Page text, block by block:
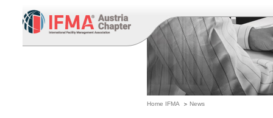
Home IFMA News